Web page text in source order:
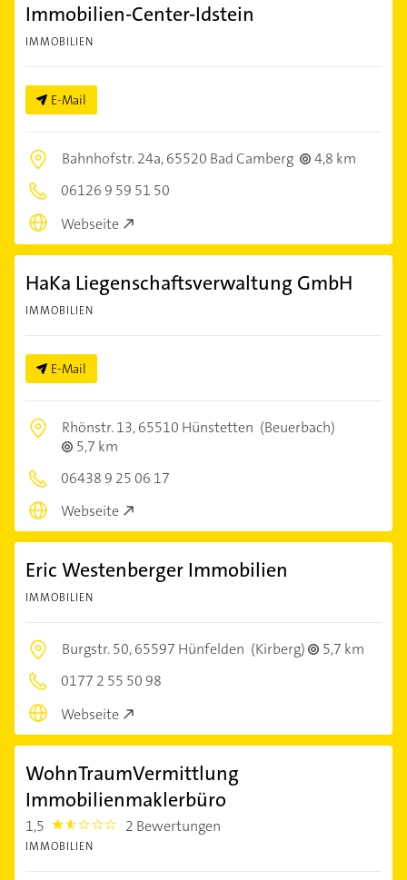
Immobilien-Center-Idstein
IMMOBILIEN
E-Mail
Bahnhofstr. 24a,65520 Bad Camberg
4,8 km
06126 9 59 51 50
Webseite
HaKa Liegenschaftsverwaltung GmbH
IMMOBILIEN
E-Mail
Rhönstr. 13,65510 Hünstetten (Beuerbach)
5,7 km
06438 9 25 06 17
Webseite
Eric Westenberger Immobilien
IMMOBILIEN
Burgstr. 50,65597 Hünfelden (Kirberg)
5,7 km
0177 2 55 50 98
Webseite
WohnTraumVermittlung
Immobilienmaklerbüro
1,5 1.5 2 Bewertungen
IMMOBILIEN